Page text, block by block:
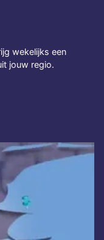
wekelijks een
jouw regio.